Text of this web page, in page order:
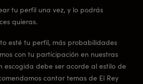
tu perfil una vez, y lo podrás
quieras.
esté tu perfil, más probabilidades
con tu participación en nuestras
escogida debe ser acorde al estilo de
cantar temas de El Rey